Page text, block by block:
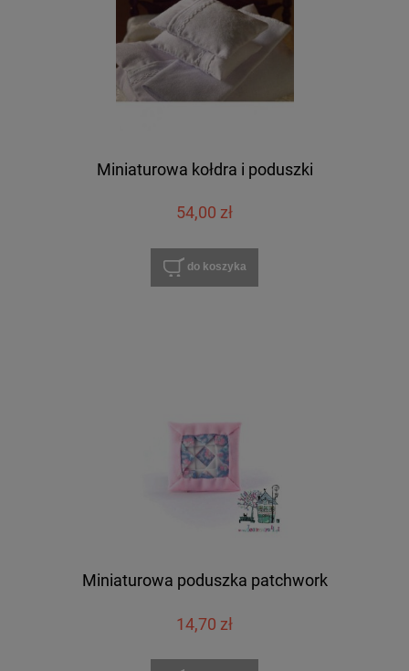
Miniaturowa kołdra i poduszki
54,00 zł
do koszyka
Miniaturowa poduszka patchwork
14,70 zł